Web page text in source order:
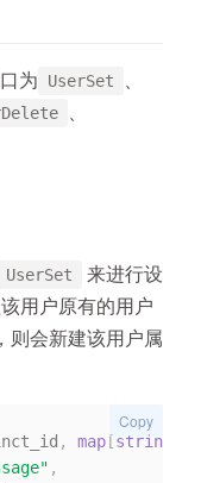
为 UserSet 、
、
UserSet
来进行设
用户原有的用户
则会新建该用户属
, map[string
,
Copy